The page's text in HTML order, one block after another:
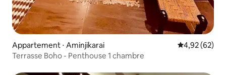
Appartement ⋅ Aminjikarai Évaluation
4,92 (62)
Terrasse Boho - Penthouse 1 chambre